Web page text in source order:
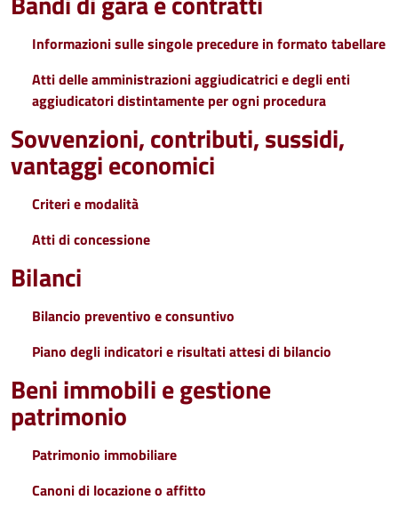
Informazioni sulle singole precedure in formato tabellare
Atti delle amministrazioni aggiudicatrici e degli enti
aggiudicatori distintamente per ogni procedura
Sovvenzioni, contributi, sussidi,
vantaggi economici
Criteri e modalità
Atti di concessione
Bilanci
Bilancio preventivo e consuntivo
Piano degli indicatori e risultati attesi di bilancio
Beni immobili e gestione
patrimonio
Patrimonio immobiliare
Canoni di locazione o affitto